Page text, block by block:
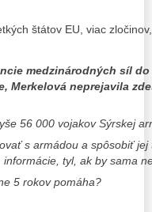
štátov EU, viac
medzinárodných síl
Merkelová neprejavila
56 000 vojakov Sýrskej
s armádou a spôsobiť
tyl, ak by sama
5 rokov pomáha?